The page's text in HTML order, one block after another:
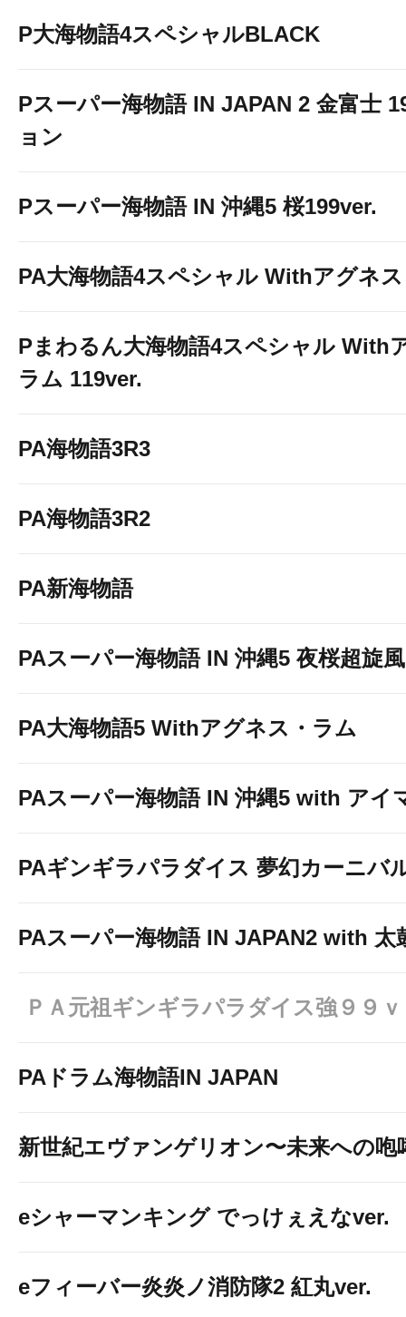
P大海物語4スペシャルBLACK
Pスーパー海物語 IN JAPAN 2 金富士
ョン
Pスーパー海物語 IN 沖縄5 桜199ver.
PA大海物語4スペシャル Withアグネ
Pまわるん大海物語4スペシャル With
ラム 119ver.
PA海物語3R3
PA海物語3R2
PA新海物語
PAスーパー海物語 IN 沖縄5 夜桜超旋
PA大海物語5 Withアグネス・ラム
PAスーパー海物語 IN 沖縄5 with アイ
PAギンギラパラダイス 夢幻カーニバ
PAスーパー海物語 IN JAPAN2 with 太
ＰＡ元祖ギンギラパラダイス強９９
PAドラム海物語IN JAPAN
新世紀エヴァンゲリオン〜未来への咆
eシャーマンキング でっけぇえなver.
eフィーバー炎炎ノ消防隊2 紅丸ver.